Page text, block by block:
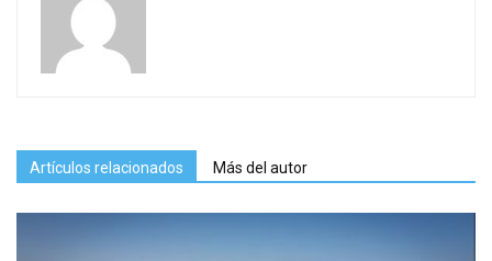
Artículos relacionados Más del autor